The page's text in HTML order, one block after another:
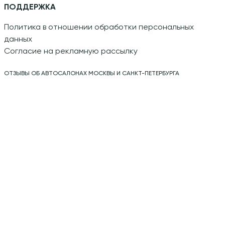
ПОДДЕРЖКА
Политика в отношении обработки персональных
данных
Согласие на рекламную рассылку
ОТЗЫВЫ ОБ АВТОСАЛОНАХ МОСКВЫ И САНКТ-ПЕТЕРБУРГА